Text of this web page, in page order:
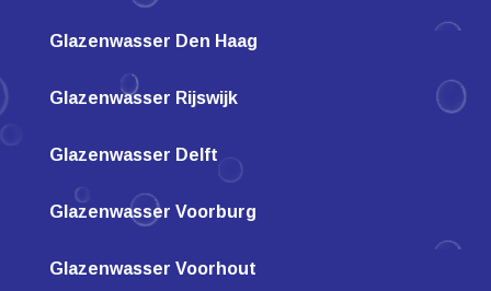
Glazenwasser Den Haag
Glazenwasser Rijswijk
Glazenwasser Delft
Glazenwasser Voorburg
Glazenwasser Voorhout